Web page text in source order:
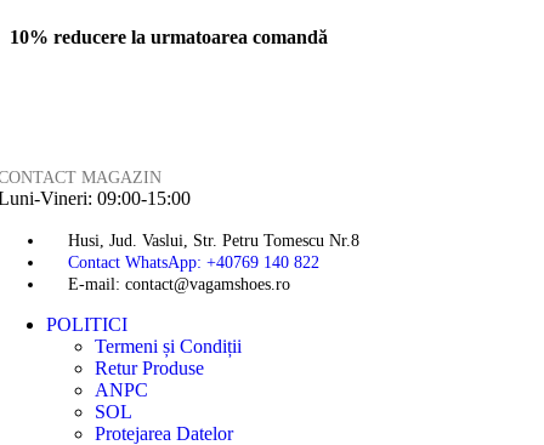
10% reducere la urmatoarea comandă
MAGAZIN
Vineri: 09:00-15:00
Husi, Jud. Vaslui, Str. Petru Tomescu Nr.8
Contact WhatsApp: +40769 140 822
E-mail: contact@vagamshoes.ro
POLITICI
Termeni și Condiții
Retur Produse
ANPC
SOL
Protejarea Datelor